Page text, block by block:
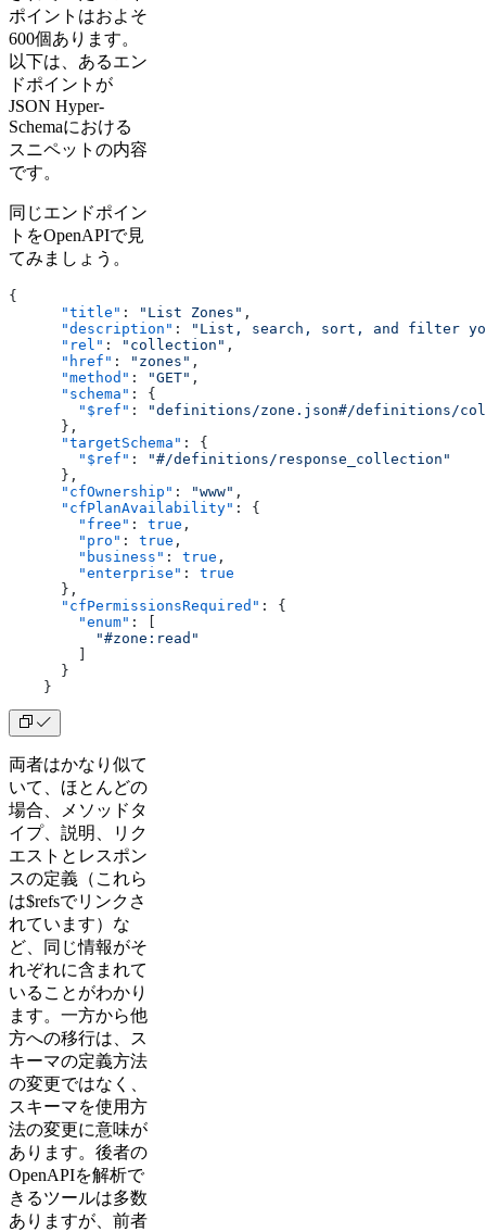
ポイントはおよそ
600個あります。
以下は、あるエン
ドポイントが
JSON Hyper-
Schemaにおける
スニペットの内容
です。
同じエンドポイン
トをOpenAPIで見
てみましょう。
{
      "title"
: "List Zones" ,
      "description"
:
"List, search, sort, and filter
      "rel"
: "collection" ,
      "href"
: "zones" ,
      "method"
: "GET" ,
      "schema"
: {
        "$ref"
:
"definitions/zone.json#/definitions/
      },
      "targetSchema"
: {
        "$ref"
:
"#/definitions/response_collection"
      },
      "cfOwnership"
: "www" ,
      "cfPlanAvailability"
: {
        "free"
: true ,
        "pro"
: true ,
        "business"
: true ,
        "enterprise"
: true
      },
      "cfPermissionsRequired"
: {
        "enum"
: [
          "#zone:read"
      }
    }
両者はかなり似て
いて、ほとんどの
場合、メソッドタ
イプ、説明、リク
エストとレスポン
スの定義（これら
は$refsでリンクさ
れています）な
ど、同じ情報がそ
れぞれに含まれて
いることがわかり
ます。一方から他
方への移行は、ス
キーマの定義方法
の変更ではなく、
スキーマを使用方
法の変更に意味が
あります。後者の
OpenAPIを解析で
きるツールは多数
ありますが、前者